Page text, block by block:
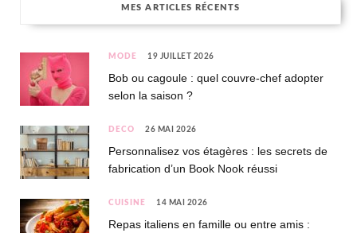
MES ARTICLES RÉCENTS
MODE 19 JUILLET 2026
Bob ou cagoule : quel couvre-chef adopter
selon la saison ?
DÉCO 26 MAI 2026
Personnalisez vos étagères : les secrets de
fabrication d’un Book Nook réussi
CUISINE 14 MAI 2026
Repas italiens en famille ou entre amis :